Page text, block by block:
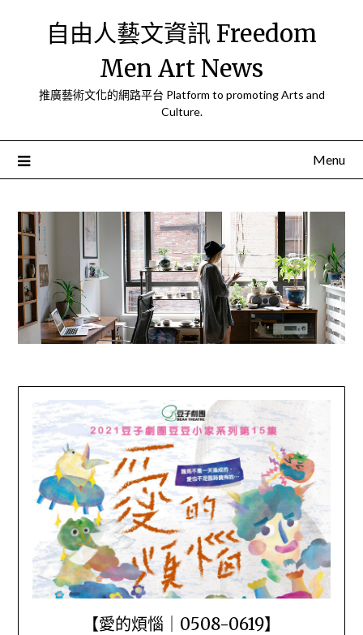
自由人藝文資訊 Freedom
Men Art News
推廣藝術文化的網路平台 Platform to promoting Arts and
Culture.
Menu
【愛的煩惱｜0508-0619】